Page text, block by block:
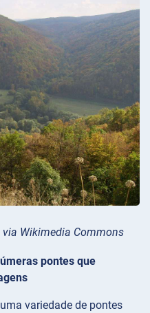
via Wikimedia Commons
pontes que
variedade de pontes